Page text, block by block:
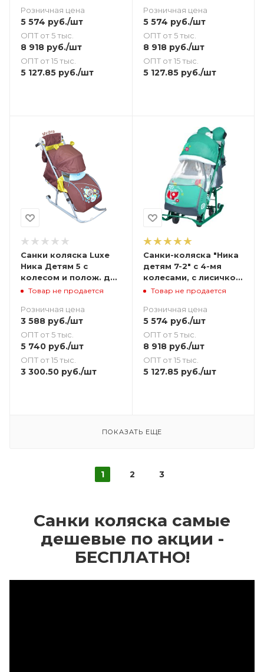
Розничная цена
5 574 руб./шт
ОПТ от 5 тыс.
8 918 руб./шт
ОПТ от 15 тыс.
5 127.85 руб./шт
Розничная цена
5 574 руб./шт
ОПТ от 5 тыс.
8 918руб./шт
ОПТ от 15 тыс.
5 127.85руб./шт
Санки коляска Luxe
Ника Детям 5 с
колесом и полож. для
снаТовар не продается
Розничная цена
3 588 руб./шт
ОПТ от 5 тыс.
5 740 руб./шт
ОПТ от 15 тыс.
3 300.50 руб./шт
Санки-коляска "Ника
детям 7-2" с 4-мя
колесами, с лисичкой
изумрудный
Товар не продается
Розничная цена
5 574 руб./шт
ОПТ от 5 тыс.
8 918руб./шт
ОПТ от 15 тыс.
5 127.85руб./шт
ПОКАЗАТЬ ЕЩЕ
1 2 3
Санки коляска самые
дешевые по акции -
БЕСПЛАТНО!